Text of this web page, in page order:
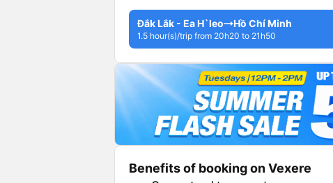
Đắk Lắk - Ea H`leo Hồ Chí Minh
1.5 hour(s)/trip from 20h20 to 21h50
Benefits of booking on Vexere